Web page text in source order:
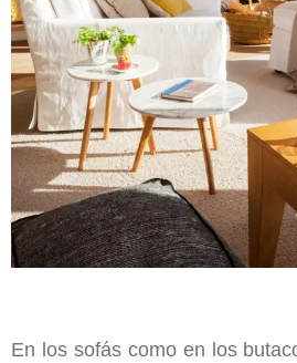
En los sofás como en los